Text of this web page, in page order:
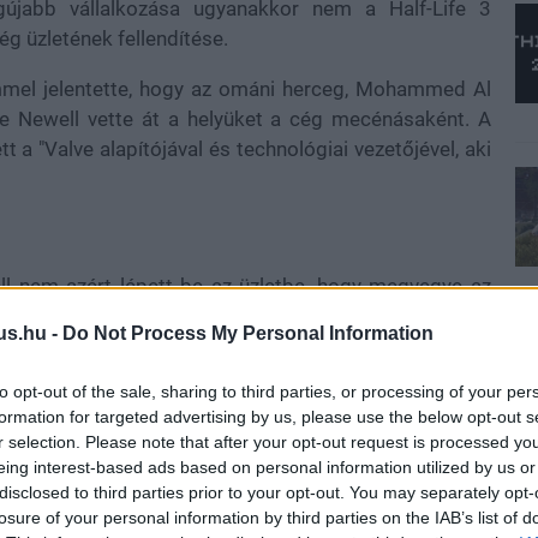
- Do Not Process My Personal Information
opt-out of the sale, sharing to third parties, or processing of your
for targeted advertising by us, please use the below opt-out
selection. Please note that after your opt-out request is processed
interest-based ads based on personal information utilized by us
to third parties prior to your opt-out. You may separately
of your personal information by third parties on the IAB’s list of
vállalkozása ugyanakkor nem a Half-Life 3
üzletének fellendítése.
jelentette, hogy az ománi herceg, Mohammed Al
Newell vette át a helyüket a cég mecénásaként. A
a "Valve alapítójával és technológiai vezetőjével, aki
nem azért lépett be az üzletbe, hogy megvegye az
Az új befektetőt üdvözlő posztban vagy
előtérbe.
felfedezhessük, mit alkothatunk, amikor semmi
de nyilván nem Newellt miatt, nehéz rá azért
vagyona 9,5 milliárd dollárra rúg, abból pedig